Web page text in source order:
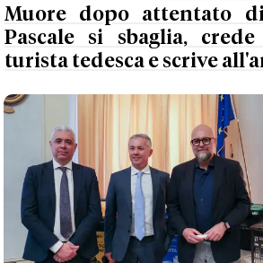
Muore dopo attentato
Pascale si sbaglia,
turista tedesca e scrive